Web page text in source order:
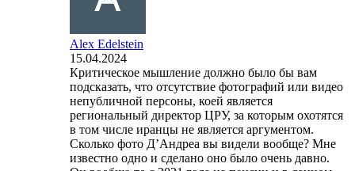
Alex Edelstein
15.04.2024
Критическое мышление должно было бы вам
подсказать, что отсутствие фотографий или видео
непубличной персоны, коей является
региональный директор ЦРУ, за которым охотятся
в том числе иранцы не является аргументом.
Сколько фото Д’Андреа вы видели вообще? Мне
известно одно и сделано оно было очень давно.